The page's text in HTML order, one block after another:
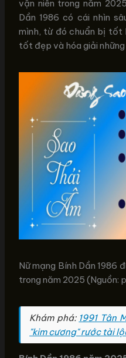
vận niên trong năm
Dần 1986 có cái nhìn
mình, từ đó chuẩn bị tốt
tốt đẹp và hóa giải
Nữ mạng Bính Dần 1986
trong năm 2025 (Nguồn:
Khám phá: 1991 Tân
"kim cương" rước tài